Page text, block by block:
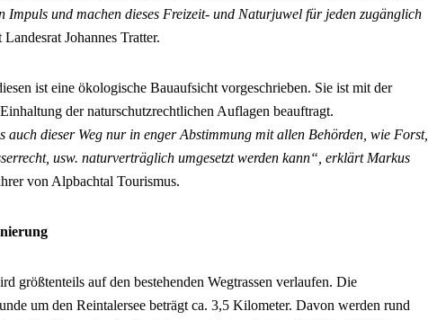
Impuls und machen dieses Freizeit- und Naturjuwel für jeden zugänglich
Landesrat Johannes Tratter.
ist eine ökologische Bauaufsicht vorgeschrieben. Sie ist mit der
der naturschutzrechtlichen Auflagen beauftragt.
auch dieser Weg nur in enger Abstimmung mit allen Behörden, wie Forst,
usw. naturverträglich umgesetzt werden kann“, erklärt Markus
von Alpbachtal Tourismus.
größtenteils auf den bestehenden Wegtrassen verlaufen. Die
um den Reintalersee beträgt ca. 3,5 Kilometer. Davon werden rund